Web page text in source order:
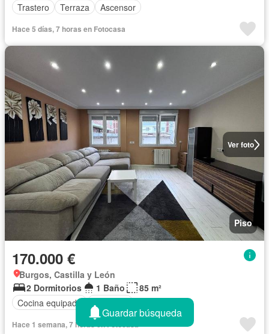
Trastero
Terraza Ascensor
Hace 5 días, 7 horas en Fotocasa
Ver foto
Piso
170.000 €
Burgos, Castilla y León
2 Dormitorios
1 Baño
85 m²
Cocina equipada
Ascensor
Hace 1 semana, 7 horas en Fotocasa
Guardar búsqueda